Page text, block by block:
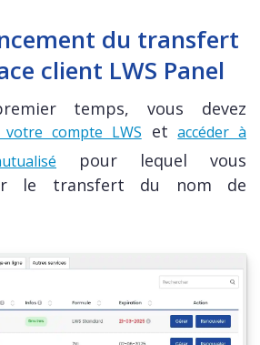
du transfert
client LWS Panel
temps, vous devez
compte LWS etaccéder à
pour lequel vous
le transfert du nom de